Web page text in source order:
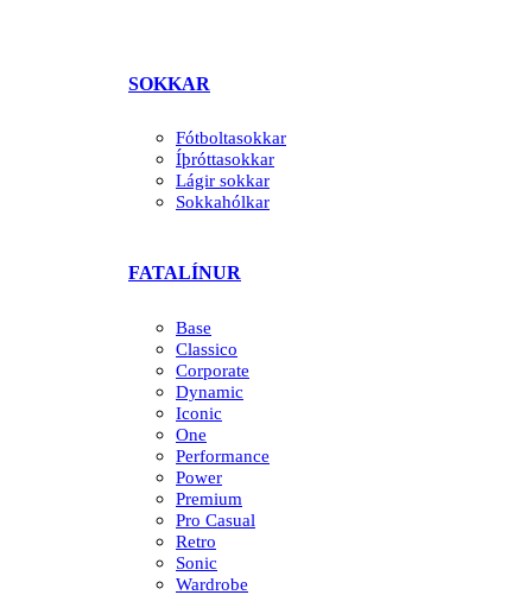
SOKKAR
Fótboltasokkar
Íþróttasokkar
Lágir sokkar
Sokkahólkar
FATALÍNUR
Base
Classico
Corporate
Dynamic
Iconic
One
Performance
Power
Premium
Pro Casual
Retro
Sonic
Wardrobe